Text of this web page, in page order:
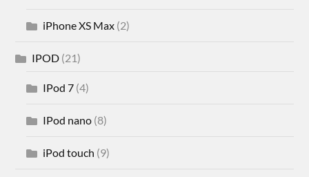
iPhone XS Max (2)
IPOD (21)
IPod 7 (4)
IPod nano (8)
iPod touch (9)